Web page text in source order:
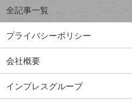
PowerAutomate
ではじめる業務
の完全自動化
AI議事録作成術
Windows 11
Q&A
全記事一覧
プライバシーポリシー
会社概要
インプレスグループ